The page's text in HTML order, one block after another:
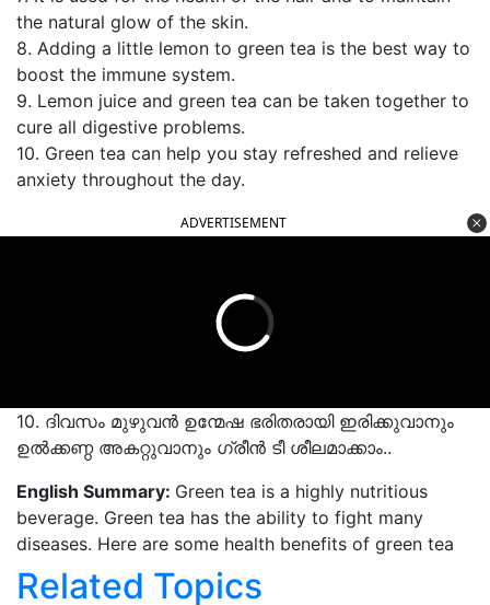
the natural glow of the skin.
8. Adding a little lemon to green tea is the best way to
boost the immune system.
9. Lemon juice and green tea can be taken together to
cure all digestive problems.
10. Green tea can help you stay refreshed and relieve
anxiety throughout the day.
ADVERTISEMENT
10. ദിവസം മുഴുവൻ ഉന്മേഷ ഭരിതരായി ഇരിക്കുവാനും
ഉൽക്കണ്ഠ അകറ്റുവാനും ഗ്രീൻ ടീ ശീലമാക്കാം..
English Summary: Green tea is a highly nutritious
beverage. Green tea has the ability to fight many
diseases. Here are some health benefits of green tea
Related Topics